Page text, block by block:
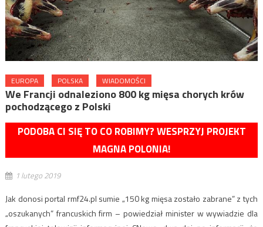
EUROPA POLSKA WIADOMOŚCI
We Francji odnaleziono 800 kg mięsa chorych krów
pochodzącego z Polski
PODOBA CI SIĘ TO CO ROBIMY? WESPRZYJ PROJEKT
MAGNA POLONIA!
1 lutego 2019
Jak donosi portal rmf24.pl sumie „150 kg mięsa zostało zabrane” z tych
„oszukanych” francuskich firm – powiedział minister w wywiadzie dla